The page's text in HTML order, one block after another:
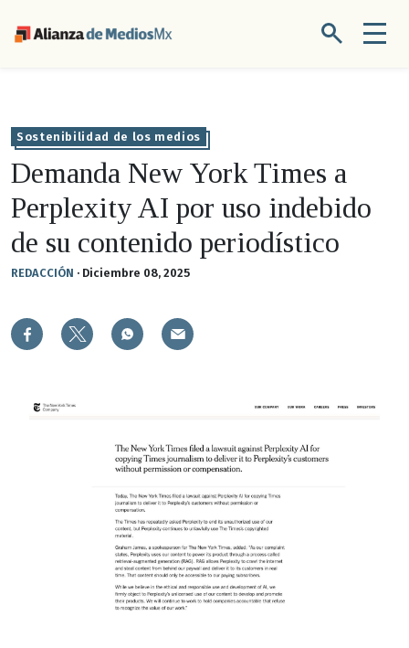
Sostenibilidad de los medios
Demanda New York Times a
Perplexity AI por uso indebido
de su contenido periodístico
REDACCIÓN · Diciembre 08, 2025